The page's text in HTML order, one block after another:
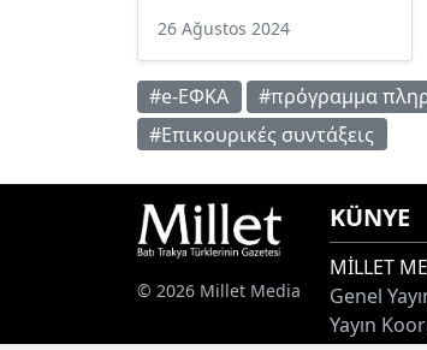
26 Ağustos 2024
#e-ΕΦΚΑ #πρόγραμμα
#Επικουρικές συντάξεις
© 2026 Millet Media
KÜNYE
MİLLET
Genel
Yayın